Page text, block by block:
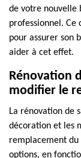
de votre nouvelle
professionnel. Ce
pour assurer son
aider à cet effet.
Rénovation
modifier le
La rénovation de
décoration et les
remplacement du
options, en